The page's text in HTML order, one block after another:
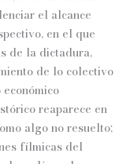
el alcance
en el que
de la dictadura,
de lo colectivo
reaparece en
algo no resuelto;
fílmicas del